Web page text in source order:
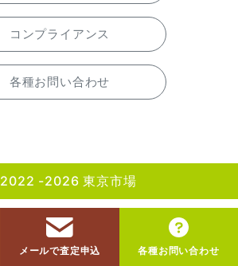
コンプライアンス
各種お問い合わせ
2022 -2026 東京市場
メールで査定申込 各種お問い合わせ